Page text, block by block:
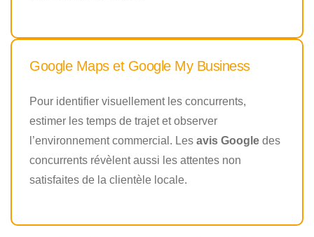
Google Maps et Google My Business
Pour identifier visuellement les concurrents,
estimer les temps de trajet et observer
l’environnement commercial. Les avis Google des
concurrents révèlent aussi les attentes non
satisfaites de la clientèle locale.